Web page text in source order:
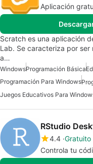
Aplicación
Scratch es una aplicación
Lab. Se caracteriza por
a…
WindowsProgramación Básica
Programación Para Windows
Juegos Educativos Para
RStudio
4.4 Gratuito
Controla tu